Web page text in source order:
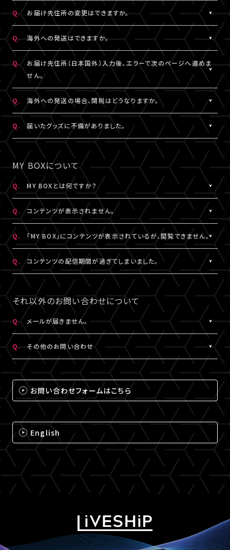
A.
公演・券種により異なります。
「マイページ」内「チケット購入情報」にて発送状況の確認ができま
す。
※チケットグッズの発送後、「チケットグッズ発送完了のお知らせ」
メールが配信されます。
通信の関係上、メールが届かない可能性もございますので、必ず、
「マイページ」内「チケット購入情報」よりご確認ください。
Q. お届け先住所の変更はできますか。
A.
購入後、「マイページ」内「チケット購入情報」にて、配送状況が「出
荷準備前」の場合に変更が可能です。
※発送先が日本国外の場合、購入後の住所変更はできません。予
めご了承ください。
Q. 海外への発送はできますか。
A.
公演・券種により異なります。チケット販売ページにてご確認くださ
い。
日本国外の郵便番号をご入力する際に、正しく入力しているにも関
わらずシステムの仕様上エラーとなる場合がございます。
その場合は、末尾1桁か2桁を削除、もしくは未記入にてお手続きを
お試しください。
なお、日本国外への配送はDHLを利用しております。
DHLが配送対象としていない国・地域への配送はできかねます。
予め、ご了承ください。
Q.
お届け先住所（日本国外）入力後、エラーで次のページへ進めま
せん。
A.
日本国外の郵便番号を入力する際、システムの仕様上、正しく郵便
番号を入力しているにも関わらずエラーとなる場合がございます。
その場合は、末尾1桁か2桁を削除、もしくは未記入にてお手続きを
お試しください。
Q. 海外への発送の場合、関税はどうなりますか。
A.
関税はお客様ご自身でお支払いください。関税の計算は各国税関
の判断によります。
また、現地税関での商品配達停止に関しては、当サービスは一切
の責任を負いかねます。
DHLにおきましては現地カスタマーサービスにお問い合わせくだ
さい。
http://www.dhl.com/en/contact_center.html
Q. 届いたグッズに不備がありました。
A.
お手数ですが、詳細を記載のうえ、商品到着後14日以内に下記よ
りお問い合わせください。
グッズ配送・お届け済み商品に関して
【A!SMART お問い合わせ窓口】
https://www.asmart.jp/support
MY BOXについて
Q. MY BOXとは何ですか？
A.
ご購入の視聴チケットやグッズの条件に応じて、動画や画像などの
コンテンツが配信される機能です。
コンテンツの配信がある場合、視聴チケットやグッズを購入したA!-
ID（メールアドレス）とパスワードでログインのうえ、「マイページ」
内「MY BOX」から確認することができます。
コンテンツの配信有無や、配信期間については、各公演のチケット
販売ページやグッズ商品詳細ページ、MY BOXなどでご確認くださ
Q. コンテンツが表示されません。
A.
コンテンツが表示されない場合は、コンテンツ配信期間外である
か、配信対象外の視聴チケットやグッズを購入されている可能性が
あります。
コンテンツ配信期間は、各公演のチケット販売ページやグッズ商品
詳細ページ、MY BOXなどでご確認ください。
※チケットの購入情報は、「マイページ」内「チケット購入情報」にて
ご確認ください。
Q. 「MY BOX」にコンテンツが表示されているが、閲覧できません。
A.
コンテンツが「MY BOX」に表示されているにも関わらず閲覧でき
ない場合、コンテンツ配信期間を経過したか、ご利用端末が推奨環
境ではない可能性があります。
推奨環境は
こちら
よりご確認ください。
スマートフォン、タブレットをご利用の場合、LINEやメール等のアプ
リ内ブラウジングではなく、推奨環境にある指定のブラウザ
（iPhone・iPadの場合は「Safari」、Androidの場合は
「Chrome」）にて閲覧ください。
なお、MY BOXで配信されるコンテンツは、視聴プレイヤーに
ChromecastとAirPlayのアイコンは表示されません。予めご了承
ください。
Q. コンテンツの配信期間が過ぎてしまいました。
A.
配信期間終了後のコンテンツは、再配信いたしません。予めご了承
ください。
それ以外のお問い合わせについて
Q. メールが届きません。
メールが届かない場合は、下記ドメインの受信設定をお願いいた
します。
※メールの再配信はできません。迷惑メールフォルダをご確認くだ
@liveship.tokyo
@id.amob.jp
Q. その他のお問い合わせ
A.
それ以外のお問い合わせについては、下記のいずれかの方法でお
問い合わせください。
【LIVESHIPお問い合わせ窓口】
https://liveship.tokyo/mob/form/inquAdd.php?site=LS
グッズ配送・お届け済み商品に関して
【A!SMART お問い合わせ窓口】
https://www.asmart.jp/support
お問い合わせフォームはこちら
English